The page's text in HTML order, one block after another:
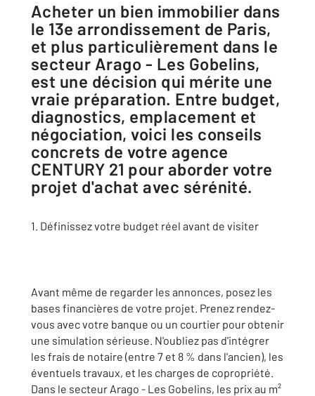
Acheter un bien immobilier dans
le 13e arrondissement de Paris,
et plus particulièrement dans le
secteur Arago - Les Gobelins,
est une décision qui mérite une
vraie préparation. Entre budget,
diagnostics, emplacement et
négociation, voici les conseils
concrets de votre agence
CENTURY 21 pour aborder votre
projet d'achat avec sérénité.
1. Définissez votre budget réel avant de visiter
Avant même de regarder les annonces, posez les
bases financières de votre projet. Prenez rendez-
vous avec votre banque ou un courtier pour obtenir
une simulation sérieuse. N'oubliez pas d'intégrer
les frais de notaire (entre 7 et 8 % dans l'ancien), les
éventuels travaux, et les charges de copropriété.
Dans le secteur Arago - Les Gobelins, les prix au m²